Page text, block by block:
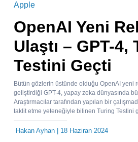
Apple
OpenAI Yeni
Ulaştı – GPT-4,
Testini Geçti
Bütün gözlerin üstünde olduğu OpenAI yeni
geliştirdiği GPT-4, yapay zeka dünyasında
Araştırmacılar tarafından yapılan bir
taklit etme yeteneğiyle bilinen Turing Testini
Hakan Ayhan | 18 Haziran 2024